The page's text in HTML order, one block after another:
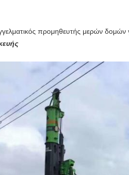
προμηθευτής μερών δομών